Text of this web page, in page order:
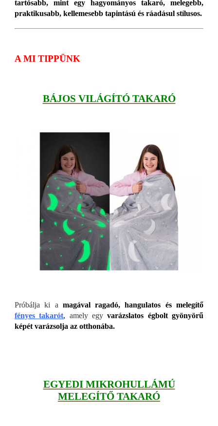
tartósabb, mint egy hagyományos takaró, melegebb,
praktikusabb, kellemesebb tapintású és ráadásul stílusos.
A MI TIPPÜNK
BÁJOS VILÁGÍTÓ TAKARÓ
Próbálja ki a magával ragadó, hangulatos és melegítő
fényes takarót, amely egyvarázslatos égbolt gyönyörű
képét varázsolja az otthonába.
EGYEDI MIKROHULLÁMÚ
MELEGÍTŐ TAKARÓ